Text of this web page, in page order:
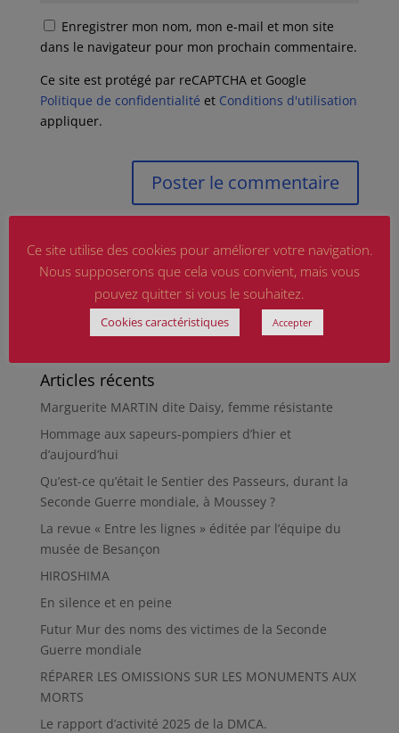
Enregistrer mon nom, mon e-mail et mon site
dans le navigateur pour mon prochain commentaire.
Ce site est protégé par reCAPTCHA et Google
Politique de confidentialité et Conditions d'utilisation
appliquer.
Articles récents
Marguerite MARTIN dite Daisy, femme résistante
Hommage aux sapeurs-pompiers d’hier et
d’aujourd’hui
Qu’est-ce qu’était le Sentier des Passeurs, durant la
Seconde Guerre mondiale, à Moussey ?
La revue « Entre les lignes » éditée par l’équipe du
musée de Besançon
HIROSHIMA
En silence et en peine
Futur Mur des noms des victimes de la Seconde
Guerre mondiale
RÉPARER LES OMISSIONS SUR LES MONUMENTS AUX
MORTS
Le rapport d’activité 2025 de la DMCA.
Ce site utilise des cookies pour améliorer votre navigation.
Nous supposerons que cela vous convient, mais vous
pouvez quitter si vous le souhaitez.
Cookies caractéristiques Accepter